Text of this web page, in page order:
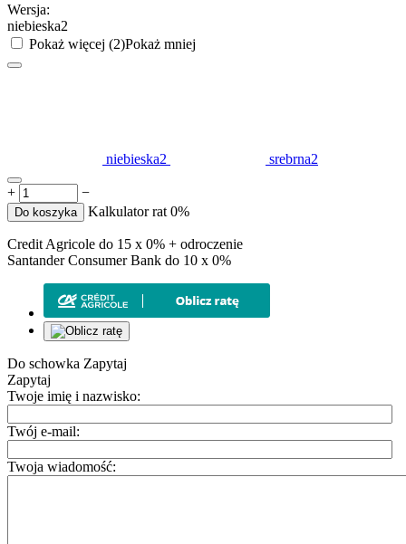
Wersja:
niebieska2
Pokaż więcej (2)Pokaż mniej
niebieska2 srebrna2
+ −
Do koszyka Kalkulator rat 0%
Credit Agricole do 15 x 0% + odroczenie
Santander Consumer Bank do 10 x 0%
Do schowka Zapytaj
Zapytaj
Twoje imię i nazwisko:
Twój e-mail:
Twoja wiadomość: